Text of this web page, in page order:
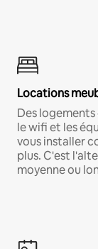
Locations
Des
le wifi et les
vous installer
plus. C'est
moyenne ou